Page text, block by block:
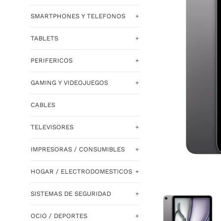
SMARTPHONES Y TELEFONOS +
TABLETS +
PERIFERICOS +
GAMING Y VIDEOJUEGOS +
CABLES
TELEVISORES +
IMPRESORAS / CONSUMIBLES +
HOGAR / ELECTRODOMESTICOS +
SISTEMAS DE SEGURIDAD +
OCIO / DEPORTES +